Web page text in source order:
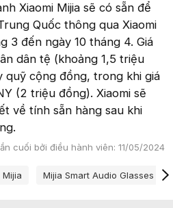
Xiaomi Mijia sẽ có sẵn để
Quốc thông qua Xiaomi
3 đến ngày 10 tháng 4. Giá
dân tệ (khoảng 1,5 triệu
quỹ cộng đồng, trong khi giá
(2 triệu đồng). Xiaomi sẽ
về tính sẵn hàng sau khi
cuối bởi điều hành viên: 11/05/2024
Mijia Mijia Smart Audio Glasses